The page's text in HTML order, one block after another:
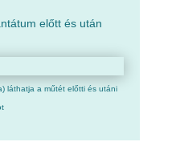
előtt és után
láthatja a műtét előtti és utáni